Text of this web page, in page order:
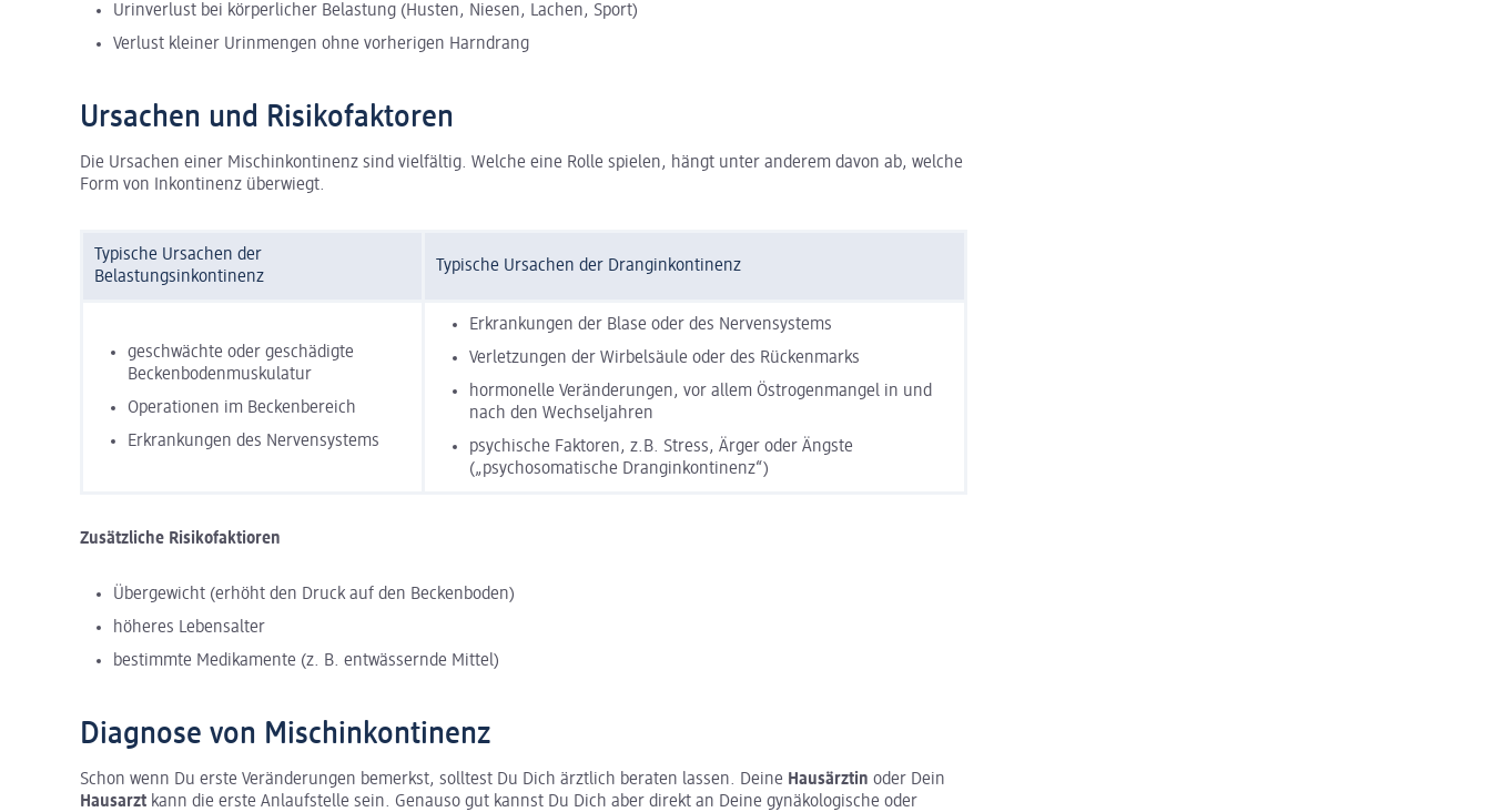
Urinverlust bei körperlicher Belastung (Husten, Niesen, Lachen, Sport)
Verlust kleiner Urinmengen ohne vorherigen Harndrang
Ursachen und Risikofaktoren
Die Ursachen einer Mischinkontinenz sind vielfältig. Welche eine Rolle spielen, hängt unter anderem davon ab, welche
Form von Inkontinenz überwiegt.
Typische Ursachen der
Belastungsinkontinenz
Typische Ursachen der Dranginkontinenz
geschwächte oder geschädigte
Beckenbodenmuskulatur
Operationen im Beckenbereich
Erkrankungen des Nervensystems
Erkrankungen der Blase oder des Nervensystems
Verletzungen der Wirbelsäule oder des Rückenmarks
hormonelle Veränderungen, vor allem Östrogenmangel in und
nach den Wechseljahren
psychische Faktoren, z.B. Stress, Ärger oder Ängste
(„psychosomatische Dranginkontinenz“)
Zusätzliche Risikofaktioren
Übergewicht (erhöht den Druck auf den Beckenboden)
höheres Lebensalter
bestimmte Medikamente (z. B. entwässernde Mittel)
Diagnose von Mischinkontinenz
Schon wenn Du erste Veränderungen bemerkst, solltest Du Dich ärztlich beraten lassen. Deine Hausärztin oder Dein
Hausarzt kann die erste Anlaufstelle sein. Genauso gut kannst Du Dich aber direkt an Deine gynäkologische oder